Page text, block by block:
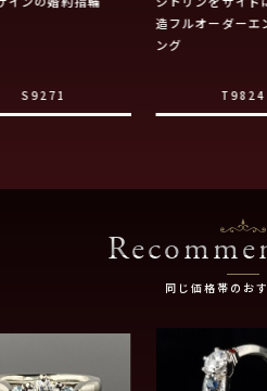
S9271
造フルオーダーエ
ング
T9824
同じ価格帯のお